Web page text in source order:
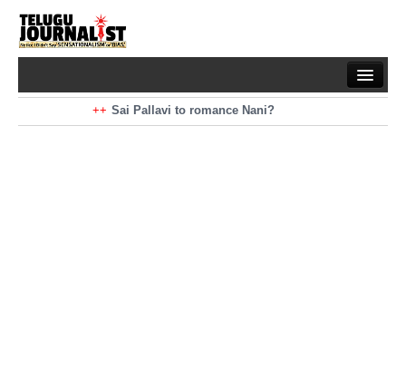
Sai Pallavi to romance Nani?
Kiara Advani to romance Pawan Kalyan